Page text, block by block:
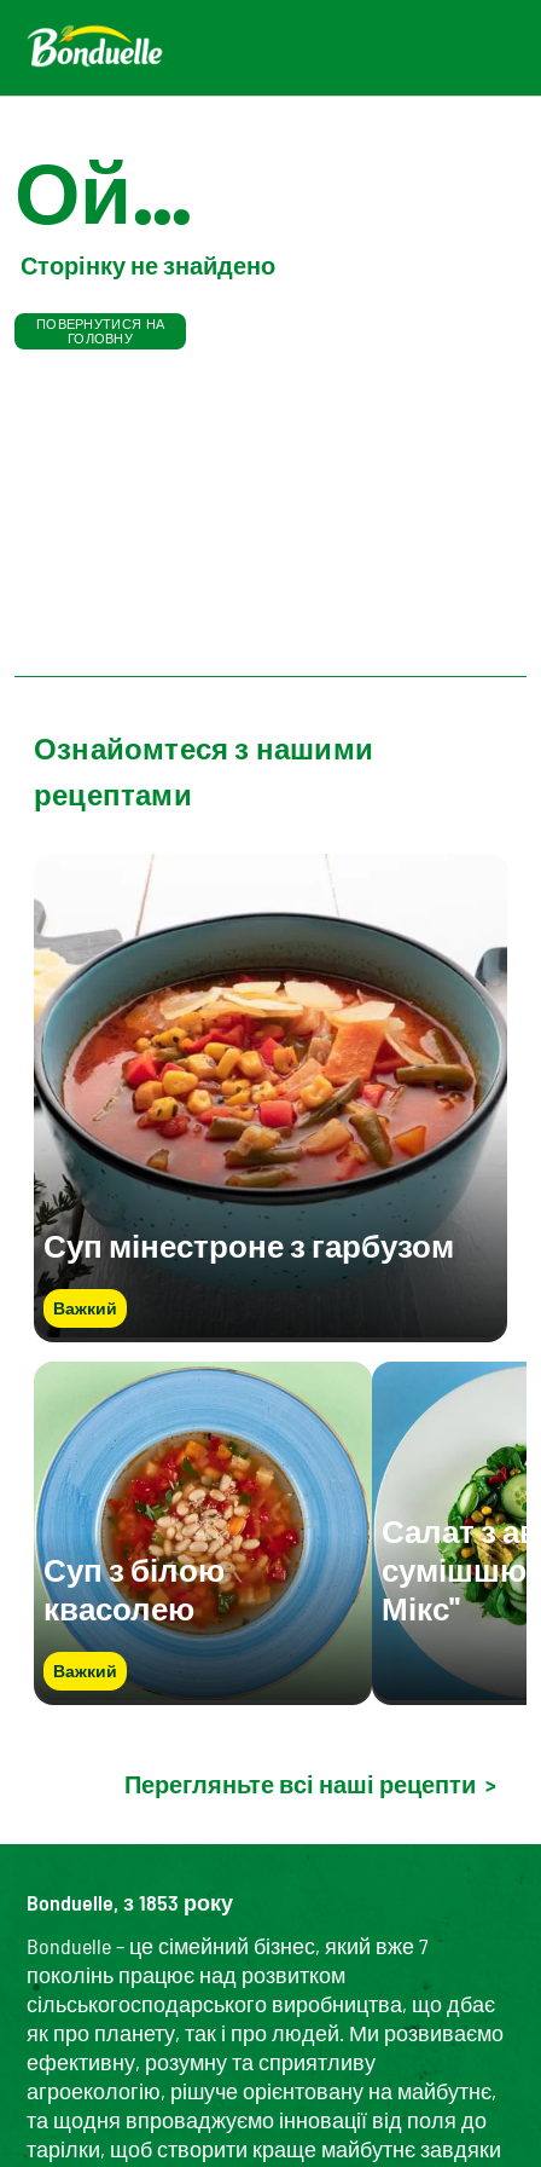
Ой...
Сторінку не знайдено
ПОВЕРНУТИСЯ НА
ГОЛОВНУ
Ознайомтеся з нашими
рецептами
Суп мінестроне з гарбузом
Важкий
Суп з білою
квасолею
Важкий
Салат з
сумішшю
Мікс"
Перегляньте всі наші рецепти >
Bonduelle, з 1853 року
Bonduelle – це сімейний бізнес, який вже 7
поколінь працює над розвитком
сільськогосподарського виробництва, що дбає
як про планету, так і про людей. Ми розвиваємо
ефективну, розумну та сприятливу
агроекологію, рішуче орієнтовану на майбутнє,
та щодня впроваджуємо інновації від поля до
тарілки, щоб створити краще майбутнє завдяки